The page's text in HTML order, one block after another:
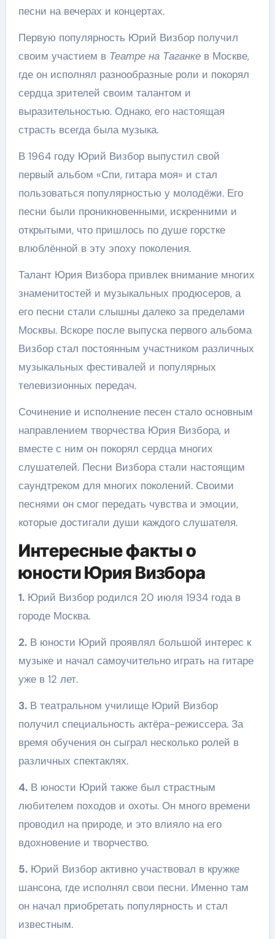
песни на вечерах и концертах.
Первую популярность Юрий Визбор получил
своим участием в Театре на Таганкев Москве,
где он исполнял разнообразные роли и покорял
сердца зрителей своим талантом и
выразительностью. Однако, его настоящая
страсть всегда была музыка.
В 1964 году Юрий Визбор выпустил свой
первый альбом «Спи, гитара моя» и стал
пользоваться популярностью у молодёжи. Его
песни были проникновенными, искренними и
открытыми, что пришлось по душе горстке
влюблённой в эту эпоху поколения.
Талант Юрия Визбора привлек внимание многих
знаменитостей и музыкальных продюсеров, а
его песни стали слышны далеко за пределами
Москвы. Вскоре после выпуска первого альбома
Визбор стал постоянным участником различных
музыкальных фестивалей и популярных
телевизионных передач.
Сочинение и исполнение песен стало основным
направлением творчества Юрия Визбора, и
вместе с ним он покорял сердца многих
слушателей. Песни Визбора стали настоящим
саундтреком для многих поколений. Своими
песнями он смог передать чувства и эмоции,
которые достигали души каждого слушателя.
Интересные факты о
юности Юрия Визбора
1.Юрий Визбор родился 20 июля 1934 года в
городе Москва.
2.В юности Юрий проявлял большой интерес к
музыке и начал самоучительно играть на гитаре
уже в 12 лет.
3.В театральном училище Юрий Визбор
получил специальность актёра-режиссера. За
время обучения он сыграл несколько ролей в
различных спектаклях.
4.В юности Юрий также был страстным
любителем походов и охоты. Он много времени
проводил на природе, и это влияло на его
вдохновение и творчество.
5.Юрий Визбор активно участвовал в кружке
шансона, где исполнял свои песни. Именно там
он начал приобретать популярность и стал
известным.